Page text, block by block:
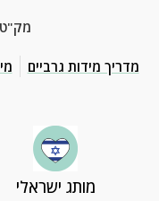
מדריך מידות גרביים
מותג ישראלי